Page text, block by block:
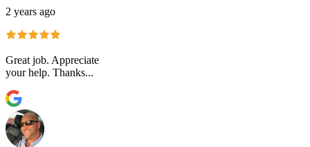
2 years ago
Great job. Appreciate
your help. Thanks...